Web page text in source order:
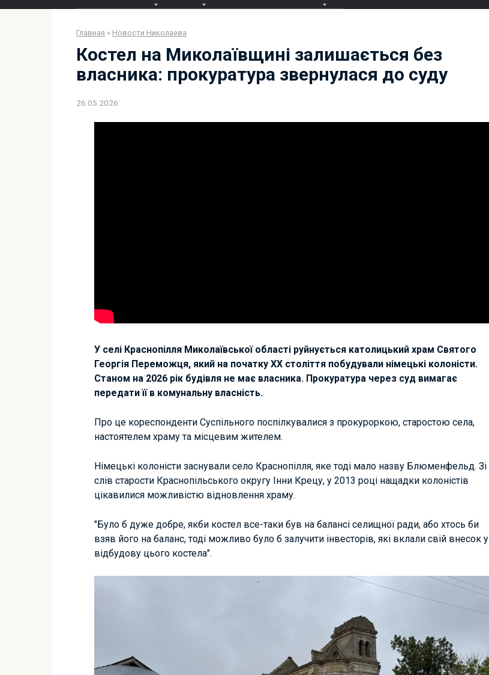
Главная » Новости Николаева
Костел на Миколаївщині залишається без
власника: прокуратура звернулася до суду
26.05.2026
У селі Краснопілля Миколаївської області руйнується католицький храм Святого
Георгія Переможця, який на початку XX століття побудували німецькі колоністи.
Станом на 2026 рік будівля не має власника. Прокуратура через суд вимагає
передати її в комунальну власність.
Про це кореспонденти Суспільного поспілкувалися з прокуроркою, старостою села,
настоятелем храму та місцевим жителем.
Німецькі колоністи заснували село Краснопілля, яке тоді мало назву Блюменфельд. Зі
слів старости Краснопільського округу Інни Крецу, у 2013 році нащадки колоністів
цікавилися можливістю відновлення храму.
"Було б дуже добре, якби костел все-таки був на балансі селищної ради, або хтось би
взяв його на баланс, тоді можливо було б залучити інвесторів, які вклали свій внесок у
відбудову цього костела".